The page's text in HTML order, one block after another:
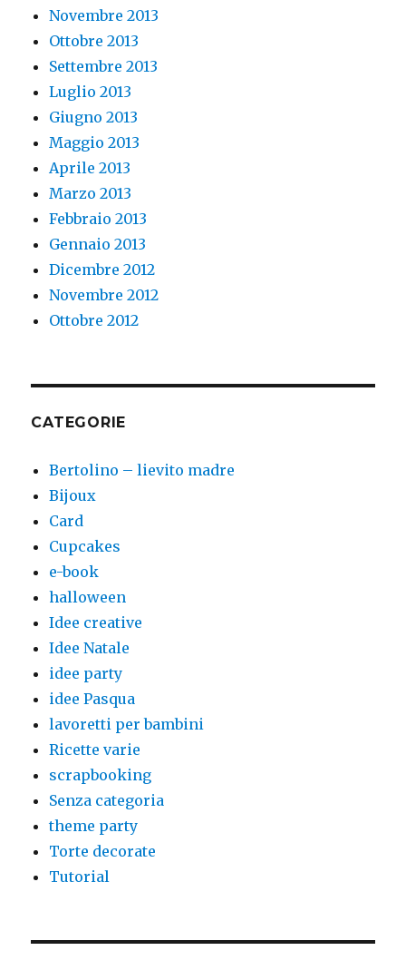
Novembre 2013
Ottobre 2013
Settembre 2013
Luglio 2013
Giugno 2013
Maggio 2013
Aprile 2013
Marzo 2013
Febbraio 2013
Gennaio 2013
Dicembre 2012
Novembre 2012
Ottobre 2012
CATEGORIE
Bertolino – lievito madre
Bijoux
Card
Cupcakes
e-book
halloween
Idee creative
Idee Natale
idee party
idee Pasqua
lavoretti per bambini
Ricette varie
scrapbooking
Senza categoria
theme party
Torte decorate
Tutorial